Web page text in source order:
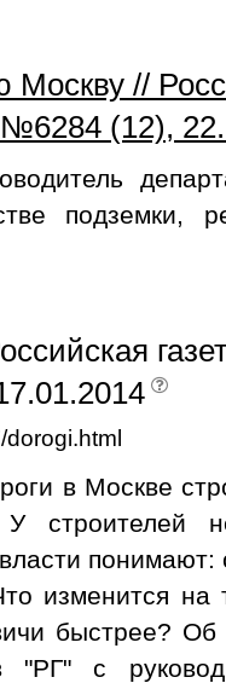
//
(12),
подземки,
dorogi.html
в Москве
строителей
понимают:
изменится на
быстрее?
"РГ" с